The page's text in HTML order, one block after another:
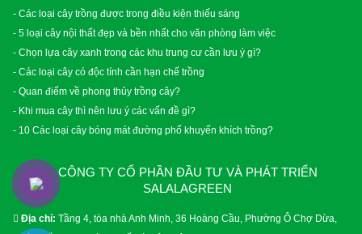
- Các loại cây trồng được trong điều kiện thiếu sáng
- 5 loại cây nội thất đẹp và bền nhất cho văn phòng làm việc
- Chọn lựa cây xanh trong các khu trung cư cần lưu ý gì?
- Các loại cây có độc tính cần hạn chế trồng
- Quan điểm về phong thủy trồng cây?
- Khi mua cây thì nên lưu ý các vấn đề gì?
- 10 Các loại cây bóng mát đường phố khuyến khích trồng?
CÔNG TY CỔ PHẦN ĐẦU TƯ VÀ PHÁT TRIỂN
SALALAGREEN
Địa chỉ: Tầng 4, tòa nhà Anh Minh, 36 Hoàng Cầu, Phường Ô Chợ Dừa,